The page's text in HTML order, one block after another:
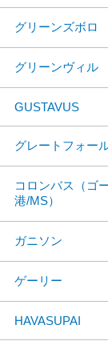
グリーンズボロ
グリーンヴィル
GUSTAVUS
グレートフォー
コロンバス（ゴ
港/MS）
ガニソン
ゲーリー
HAVASUPAI